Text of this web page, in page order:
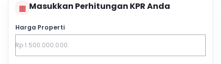
▦ Masukkan Perhitungan KPR Anda
Harga Properti